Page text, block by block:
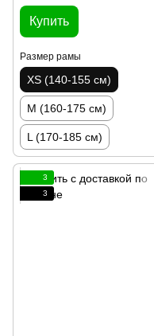
Купить
Размер рамы
XS (140-155 см)
M (160-175 см)
L (170-185 см)
3
3